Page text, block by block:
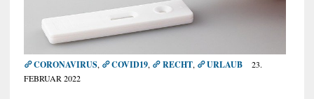
CORONAVIRUS, COVID19, RECHT, URLAUB
23.
FEBRUAR 2022